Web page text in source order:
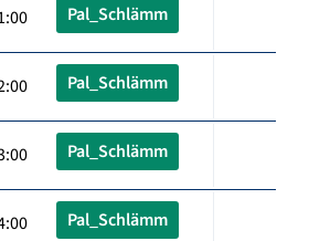
Pal_Schlämm
Pal_Schlämm
Pal_Schlämm
Pal_Schlämm